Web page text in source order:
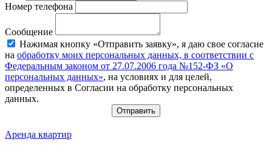
Номер телефона
Сообщение
Нажимая кнопку «Отправить заявку», я даю свое согласие
на обработку моих персональных данных, в соответствии с
Федеральным законом от 27.07.2006 года №152-ФЗ «О
персональных данных», на условиях и для целей,
определенных в Согласии на обработку персональных
данных.
Отправить
Аренда квартир